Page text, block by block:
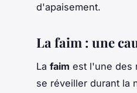
d'apaisement.
La faim : une
La faim est l'une des
se réveiller durant la